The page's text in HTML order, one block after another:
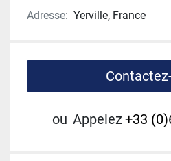
Adresse: Yerville, France
ou Appelez+33